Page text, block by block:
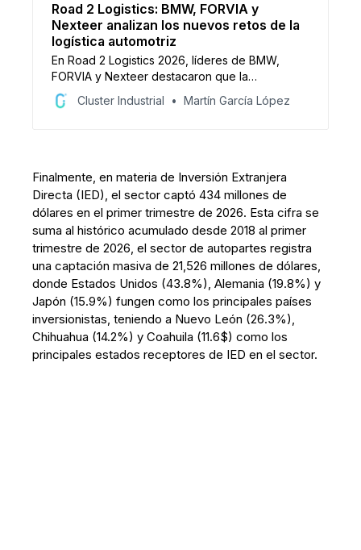
Road 2 Logistics: BMW, FORVIA y
Nexteer analizan los nuevos retos de la
logística automotriz
En Road 2 Logistics 2026, líderes de BMW,
FORVIA y Nexteer destacaron que la
competitividad en Norteamérica exige
flexibilidad operativa, inventarios inteligentes
Cluster Industrial Martín García López
Finalmente, en materia de Inversión Extranjera
Directa (IED), el sector captó 434 millones de
dólares en el primer trimestre de 2026. Esta cifra se
suma al histórico acumulado desde 2018 al primer
trimestre de 2026, el sector de autopartes registra
una captación masiva de 21,526 millones de dólares,
donde Estados Unidos (43.8%), Alemania (19.8%) y
Japón (15.9%) fungen como los principales países
inversionistas, teniendo a Nuevo León (26.3%),
Chihuahua (14.2%) y Coahuila (11.6$) como los
principales estados receptores de IED en el sector.